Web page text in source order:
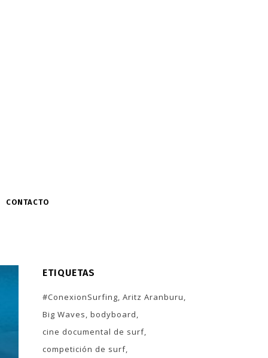
CONTACTO
ETIQUETAS
#ConexionSurfing Aritz Aranburu
Big Waves bodyboard
cine documental de surf
competición de surf